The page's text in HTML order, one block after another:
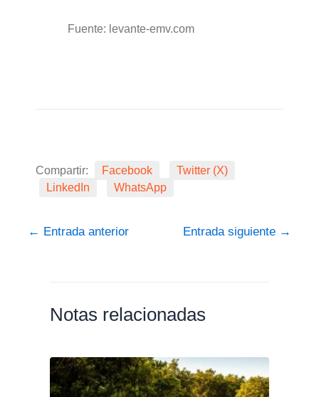
Fuente: levante-emv.com
Compartir: Facebook
Twitter (X)
LinkedIn
WhatsApp
← Entrada anterior Entrada siguiente →
Notas relacionadas